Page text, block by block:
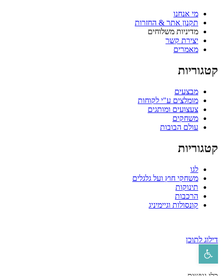
מי אנחנו
תקנון אתר & החזרות
מדיניות משלוחים
יצירת קשר
מאמרים
קטגוריות
מבצעים
מומלצים ע"י לקוחות
צעצועים ומותגים
משחקים
עולם הבובות
קטגוריות
לגו
משחקי חוץ ועל גלגלים
תינוקות
הרכבות
קונסולות וגיימיניג
דילוג לתוכן
פתח סרגל נגישות